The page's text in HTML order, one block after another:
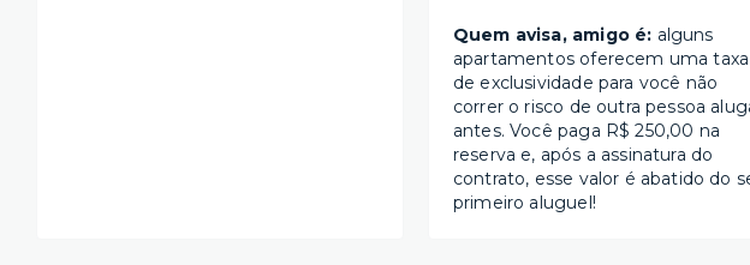
Quem avisa, amigo é: alguns
apartamentos oferecem uma taxa
de exclusividade para você não
correr o risco de outra pessoa
antes. Você paga R$ 250,00 na
reserva e, após a assinatura do
contrato, esse valor é abatido do
primeiro aluguel!